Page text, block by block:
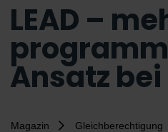
LEAD –
Ansatz bei
Magazin
Gleichberechtigung